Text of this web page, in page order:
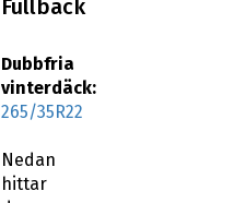
vinterdäck:
265/35R22
hittar
du